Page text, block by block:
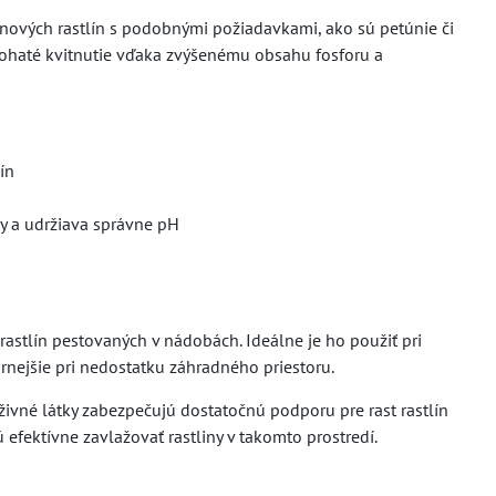
rastlín s podobnými požiadavkami, ako sú petúnie či
kvitnutie vďaka zvýšenému obsahu fosforu a
a udržiava správne pH
pestovaných v nádobách. Ideálne je ho použiť pri
pri nedostatku záhradného priestoru.
látky zabezpečujú dostatočnú podporu pre rast rastlín
efektívne zavlažovať rastliny v takomto prostredí.